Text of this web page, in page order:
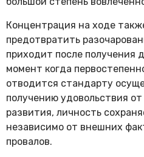
Концентрация на ходе
предотвратить
приходит после получения
момент когда
отводится стандарту
получению удовольствия
развития, личность
независимо от внешних
провалов.